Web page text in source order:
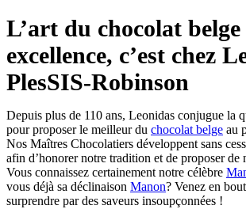
L’art du chocolat
excellence, c’est chez
PlesSIS-Robinson
Depuis plus de 110 ans, Leonidas conjugue la
pour proposer le meilleur du chocolat belge au
Nos Maîtres Chocolatiers développent sans
afin d’honorer notre tradition et de proposer de
Vous connaissez certainement notre célèbre
vous déjà sa déclinaison Manon? Venez en
surprendre par des saveurs insoupçonnées !